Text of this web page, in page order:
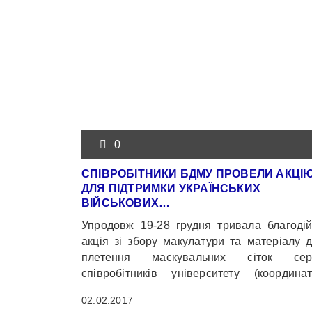
0
СПІВРОБІТНИКИ БДМУ ПРОВЕЛИ
ДЛЯ ПІДТРИМКИ УКРАЇНСЬКИХ
ВІЙСЬКОВИХ…
Упродовж 19-28 грудня тривала
акція зі збору макулатури та матеріалу
плетення маскувальних сіток
співробітників університету
фармацевтичної ботаніки та фармакогнозії).
02.02.2017